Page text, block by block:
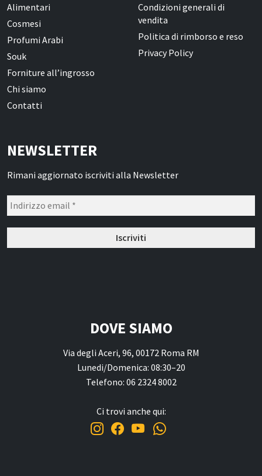
Alimentari
Cosmesi
Profumi Arabi
Souk
Forniture all’ingrosso
Chi siamo
Contatti
Condizioni generali di
vendita
Politica di rimborso e reso
Privacy Policy
NEWSLETTER
Rimani aggiornato iscriviti alla Newsletter
DOVE SIAMO
Via degli Aceri, 96, 00172 Roma RM
Lunedi/Domenica: 08:30–20
Telefono: 06 2324 8002
Ci trovi anche qui: